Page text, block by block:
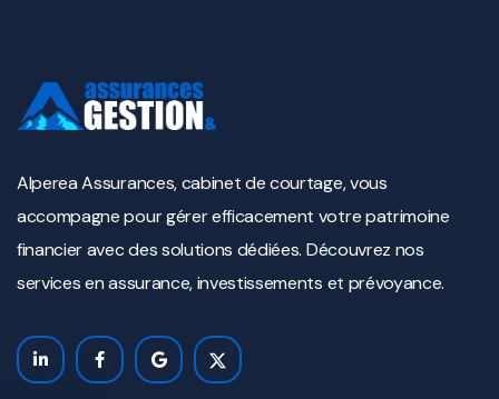
Alperea Assurances, cabinet de courtage, vous
accompagne pour gérer efficacement votre patrimoine
financier avec des solutions dédiées. Découvrez nos
services en assurance, investissements et prévoyance.